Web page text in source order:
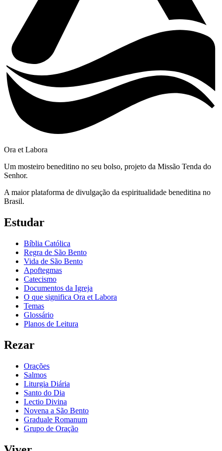
Ora et Labora
Um mosteiro beneditino no seu bolso, projeto da Missão Tenda do
Senhor.
A maior plataforma de divulgação da espiritualidade beneditina no
Brasil.
Estudar
Bíblia Católica
Regra de São Bento
Vida de São Bento
Apoftegmas
Catecismo
Documentos da Igreja
O que significa Ora et Labora
Temas
Glossário
Planos de Leitura
Rezar
Orações
Salmos
Liturgia Diária
Santo do Dia
Lectio Divina
Novena a São Bento
Graduale Romanum
Grupo de Oração